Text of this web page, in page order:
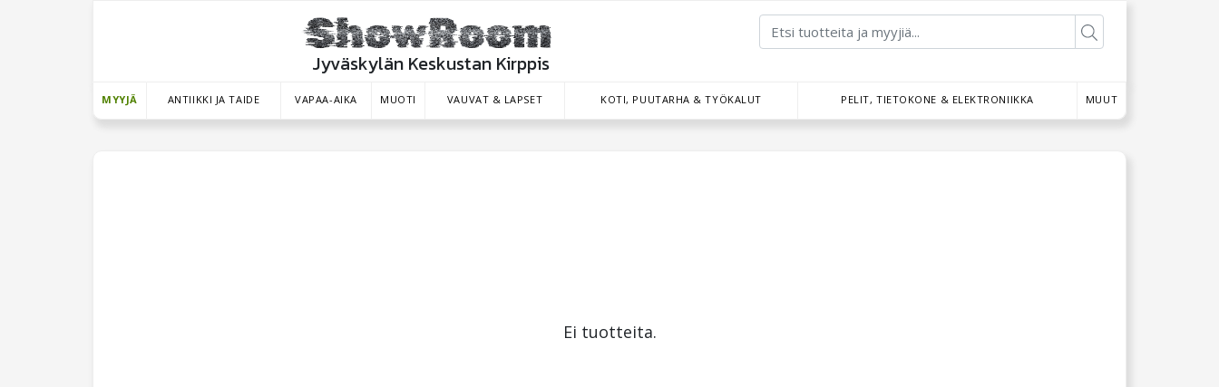
Jyväskylän Keskustan Kirppis
MYYJÄ ANTIIKKI JA TAIDE VAPAA-AIKA MUOTI VAUVAT & LAPSET KOTI, PUUTARHA & TYÖKALUT PELIT, TIETOKONE & ELEKTRONIIKKA MUUT
Ei tuotteita.